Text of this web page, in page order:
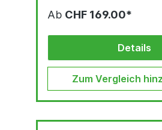
Ab CHF 169.00*
Details
Zum Vergleich